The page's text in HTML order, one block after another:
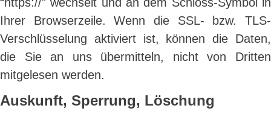
Ihrer Browserzeile. Wenn die SSL- bzw. TLS-
Verschlüsselung aktiviert ist, können die Daten,
die Sie an uns übermitteln, nicht von Dritten
mitgelesen werden.
Auskunft, Sperrung, Löschung